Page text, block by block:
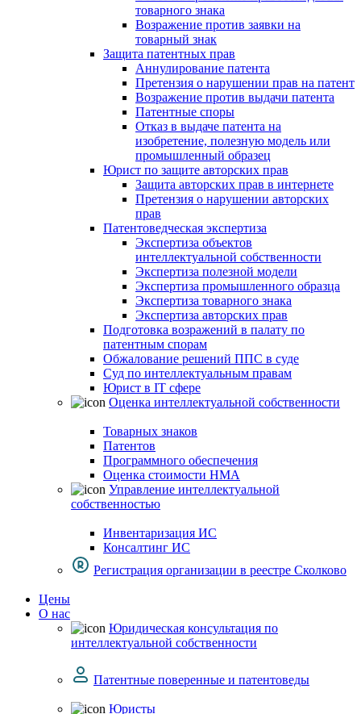
товарного знака
Возражение против заявки на
товарный знак
Защита патентных прав
Аннулирование патента
Претензия о нарушении прав на патент
Возражение против выдачи патента
Патентные споры
Отказ в выдаче патента на
изобретение, полезную модель или
промышленный образец
Юрист по защите авторских прав
Защита авторских прав в интернете
Претензия о нарушении авторских
прав
Патентоведческая экспертиза
Экспертиза объектов
интеллектуальной собственности
Экспертиза полезной модели
Экспертиза промышленного образца
Экспертиза товарного знака
Экспертиза авторских прав
Подготовка возражений в палату по
патентным спорам
Обжалование решений ППС в суде
Суд по интеллектуальным правам
Юрист в IT сфере
Оценка интеллектуальной собственности
Товарных знаков
Патентов
Программного обеспечения
Оценка стоимости НМА
Управление интеллектуальной
собственностью
Инвентаризация ИС
Консалтинг ИС
Регистрация организации в реестре Сколково
Цены
О нас
Юридическая консультация по
интеллектуальной собственности
Патентные поверенные и патентоведы
Юристы